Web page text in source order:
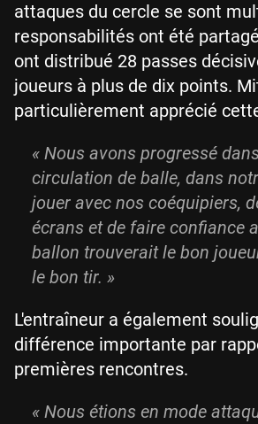
attaques du cercle se sont
responsabilités ont été
ont distribué 28 passes
joueurs à plus de dix points.
particulièrement apprécié
« Nous avons progressé
circulation de balle, dans
jouer avec nos coéquipiers,
écrans et de faire confiance
ballon trouverait le bon
le bon tir. »
L'entraîneur a également
différence importante par
premières rencontres.
« Nous étions en mode